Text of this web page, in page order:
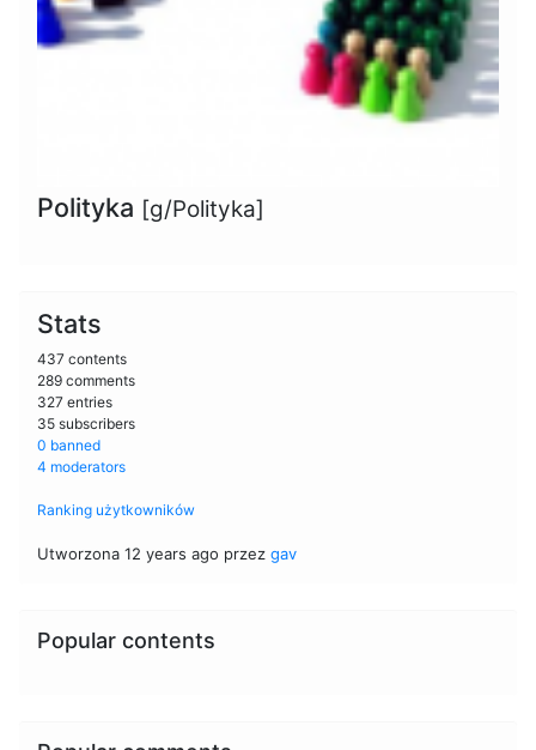
Polityka [g/Polityka]
Stats
437 contents
289 comments
327 entries
35 subscribers
0 banned
4 moderators
Ranking użytkowników
Utworzona 12 years ago przez gav
Popular contents